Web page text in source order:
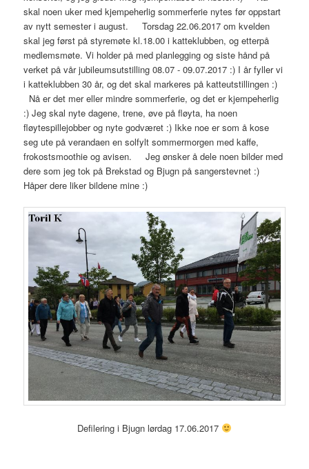
skal noen uker med kjempeherlig sommerferie nytes før oppstart
av nytt semester i august. Torsdag 22.06.2017 om kvelden
skal jeg først på styremøte kl.18.00 i katteklubben, og etterpå
medlemsmøte. Vi holder på med planlegging og siste hånd på
verket på vår jubileumsutstilling 08.07 - 09.07.2017 :) I år fyller vi
i katteklubben 30 år, og det skal markeres på katteutstillingen :)
Nå er det mer eller mindre sommerferie, og det er kjempeherlig
:) Jeg skal nyte dagene, trene, øve på fløyta, ha noen
fløytespillejobber og nyte godværet :) Ikke noe er som å kose
seg ute på verandaen en solfylt sommermorgen med kaffe,
frokostsmoothie og avisen. Jeg ønsker å dele noen bilder med
dere som jeg tok på Brekstad og Bjugn på sangerstevnet :)
Håper dere liker bildene mine :)
Defilering i Bjugn lørdag 17.06.2017